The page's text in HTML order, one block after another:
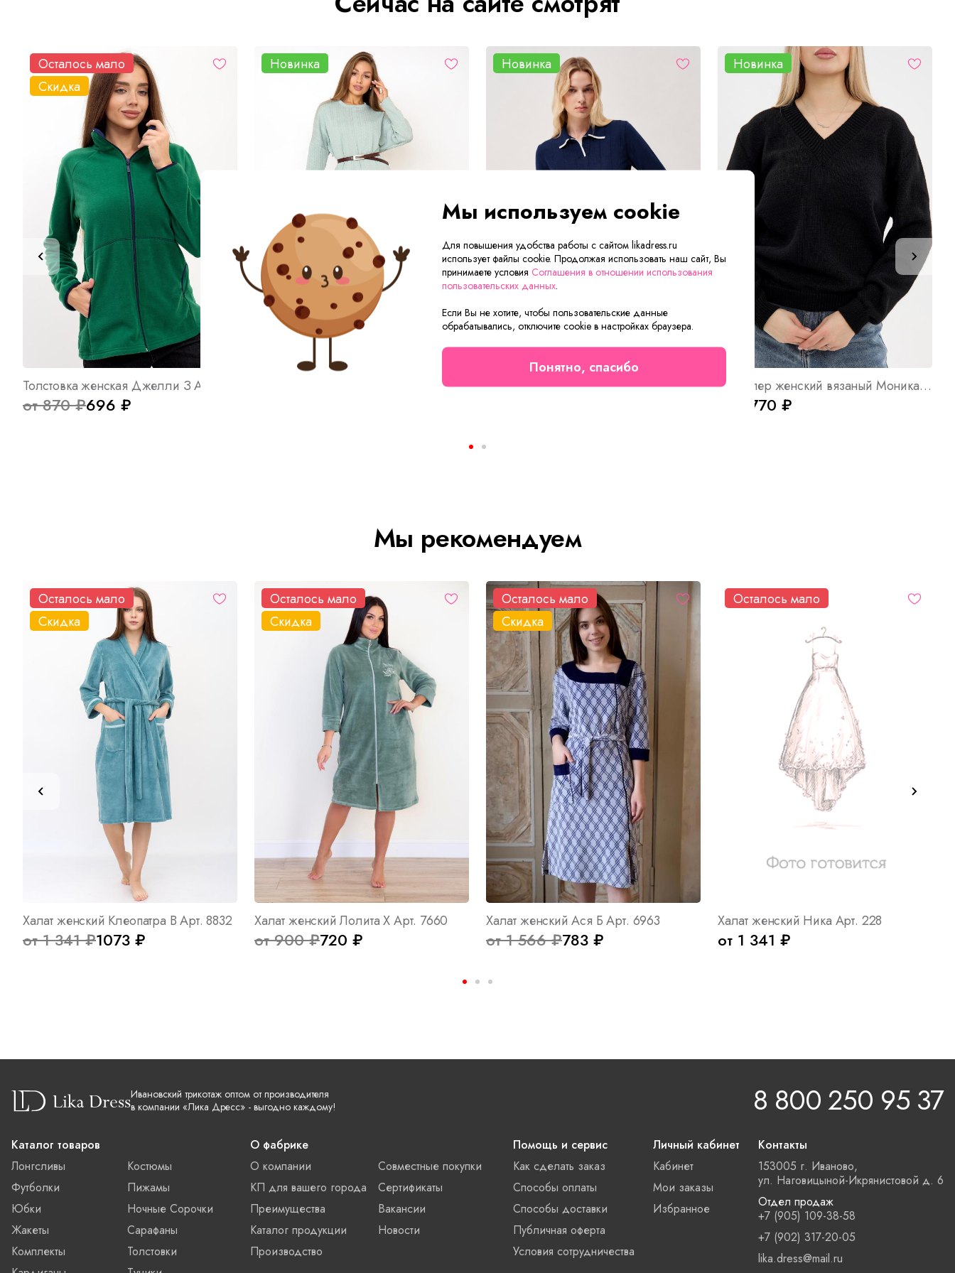
Осталось мало
Скидка
от 870 ₽696 ₽
Новинка
Платье женское Каралина З Арт. 10243
Новинка
Футболка женская вязаная Поло ТС Д/Р Арт. 10779
Новинка
Джемпер женский вязаный Моника Ч Арт. 10671
от 1 770 ₽
Мы рекомендуем
Осталось мало
Скидка
Халат женский Клеопатра В Арт. 8832
от 1 341 ₽1073 ₽
Осталось мало
Скидка
Халат женский Лолита Х Арт. 7660
от 900 ₽720 ₽
Осталось мало
Скидка
Халат женский Ася Б Арт. 6963
от 1 566 ₽783 ₽
Осталось мало
Халат женский Ника Арт. 228
от 1 341 ₽
Ивановский трикотаж оптом от производителя
в компании «Лика Дресс» - выгодно каждому!
8 800 250 95 37
Каталог товаров
Лонгсливы
Футболки
Юбки
Жакеты
Комплекты
Костюмы
Пижамы
Ночные Сорочки
Сарафаны
Толстовки
О фабрике
О компании
КП для вашего города
Преимущества
Каталог продукции
Производство
Совместные покупки
Сертификаты
Вакансии
Новости
Помощь и сервис
Как сделать заказ
Способы оплаты
Способы доставки
Публичная оферта
Условия сотрудничества
Личный кабинет
Кабинет
Мои заказы
Избранное
Контакты
153005 г. Иваново,
ул. Наговицыной-Икрянистовой д. 6
Отдел продаж
+7 (905) 109-38-58
+7 (902) 317-20-05
lika.dress@mail.ru
Мы используем cookie
Для повышения удобства работы с сайтом likadress.ru
использует файлы cookie. Продолжая использовать наш сайт, Вы
принимаете условия Соглашения в отношении использования
пользовательских данных.
Если Вы не хотите, чтобы пользовательские данные
обрабатывались, отключите cookie в настройках браузера.
Понятно, спасибо